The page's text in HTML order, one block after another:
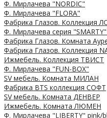
Ф. Мирлачева "NORDIC"
Ф. Мирлачева "FLORA"
Фабрика Глазов. Коллекция
Ф. Мирлачева серия
Фабрика Глазов. Комната
Фабрика Глазов. Коллекция
Ижмебель. Коллекция ТВИСТ
Ф. Мирлачева "FUN-BOX"
SV мебель. Комната МИЛАН
Фабрика BTS коллекция СОФТ
SV мебель. Комната ДЕНВЕР
Ижмебель. Комната ЛЮМЕН
Ф. Мирлачева "LIBERTY" pink/